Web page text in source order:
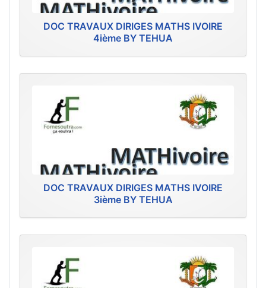
DOC TRAVAUX DIRIGES MATHS IVOIRE
4ième BY TEHUA
DOC TRAVAUX DIRIGES MATHS IVOIRE
3ième BY TEHUA